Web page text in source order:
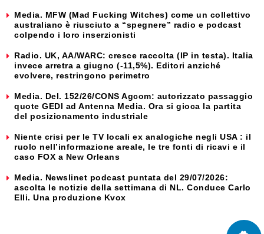
Media. MFW (Mad Fucking Witches) come un collettivo
australiano è riusciuto a “spegnere” radio e podcast
colpendo i loro inserzionisti
Radio. UK, AA/WARC: cresce raccolta (IP in testa). Italia
invece arretra a giugno (-11,5%). Editori anziché
evolvere, restringono perimetro
Media. Del. 152/26/CONS Agcom: autorizzato passaggio
quote GEDI ad Antenna Media. Ora si gioca la partita
del posizionamento industriale
Niente crisi per le TV locali ex analogiche negli USA : il
ruolo nell’informazione areale, le tre fonti di ricavi e il
caso FOX a New Orleans
Media. Newslinet podcast puntata del 29/07/2026:
ascolta le notizie della settimana di NL. Conduce Carlo
Elli. Una produzione Kvox